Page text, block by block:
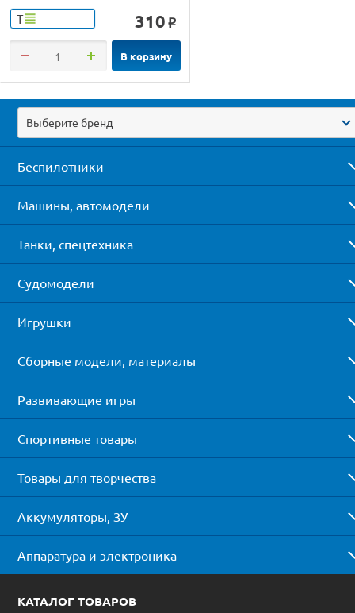
Т 310 o
В корзину
Выберите бренд
Беспилотники
Машины, автомодели
Танки, спецтехника
Судомодели
Игрушки
Сборные модели, материалы
Развивающие игры
Спортивные товары
Товары для творчества
Аккумуляторы, ЗУ
Аппаратура и электроника
КАТАЛОГ ТОВАРОВ